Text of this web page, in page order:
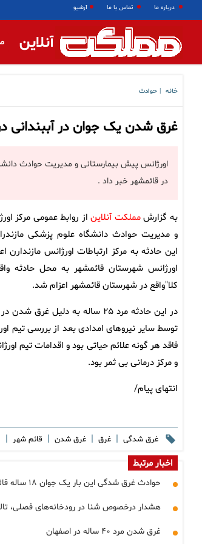
درباره ما تماس با ما آرشیو
آنلاین
خانه حوادث
غرق شدن یک جوان در آببندانی
اورژانس پیش بیمارستانی و مدیریت حوادث
در قائمشهر خبر داد .
به گزارشمملکت آنلاین از روابط عمومی مرکز
و مدیریت حوادث دانشگاه علوم پزشکی
این حادثه به مرکز ارتباطات اورژانس مازندارن
اورژانس شهرستان قائمشهر به محل حادثه
کلا"‌واقع در شهرستان قائمشهر اعزام شد.
در این حادثه مرد ۲۵ ساله به دلیل
توسط سایر نیروهای امدادی بعد از بررسی تیم
فاقد هر گونه علائم حیاتی بود و اقدامات تیم
و مرکز درمانی بی ثمر بود.
انتهای پیام/
غرق شدگی | غرق | غرق شدن | قائم شهر |
اخبار مرتبط
حوادث غرق شدگی این بار یک جوان ۱۸ ساله قائم‌شهری
هشدار درخصوص شنا در رودخانه‌های فصلی،
غرق شدن مرد ۴۰ ساله در اصفهان